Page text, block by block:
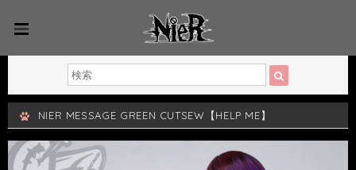
NIER MESSAGE GREEN CUTSEW【HELP ME】